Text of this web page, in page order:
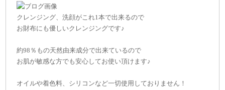
クレンジング、洗顔がこれ1本で出来るので
お財布にも優しいクレンジングです♪
約98％もの天然由来成分で出来ているので
お肌が敏感な方でも安心してお使い頂けます♪
オイルや着色料、シリコンなど一切使用しておりません！